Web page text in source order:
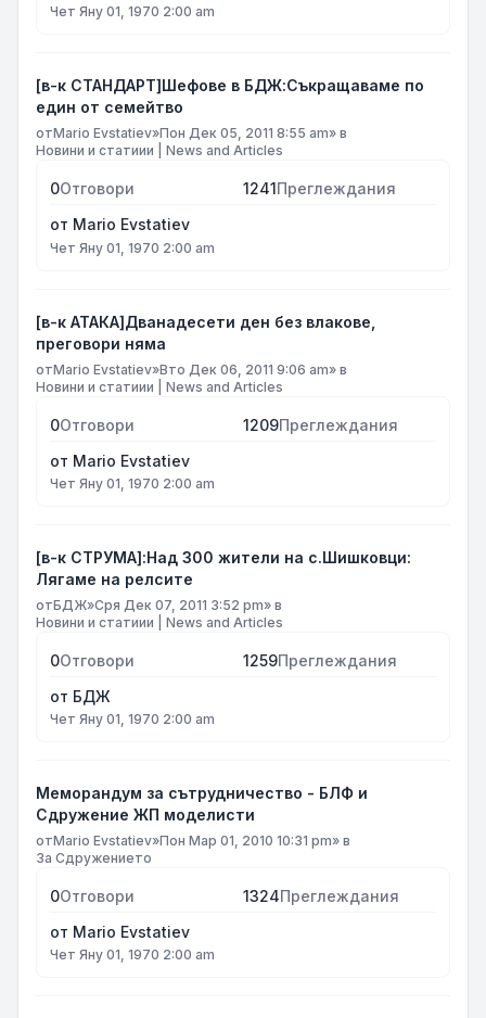
Чет Яну 01, 1970 2:00 am
[в-к СТАНДАРТ]Шефове в БДЖ:Съкращаваме по
един от семейтво
отMario Evstatiev»Пон Дек 05, 2011 8:55 am» в
Новини и статиии | News and Articles
0Отговори 1241Преглеждания
от Mario Evstatiev
Чет Яну 01, 1970 2:00 am
[в-к АТАКА]Дванадесети ден без влакове,
преговори няма
отMario Evstatiev»Вто Дек 06, 2011 9:06 am» в
Новини и статиии | News and Articles
0Отговори 1209Преглеждания
от Mario Evstatiev
Чет Яну 01, 1970 2:00 am
[в-к СТРУМА]:Над 300 жители на с.Шишковци:
Лягаме на релсите
отБДЖ»Сря Дек 07, 2011 3:52 pm» в
Новини и статиии | News and Articles
0Отговори 1259Преглеждания
от БДЖ
Чет Яну 01, 1970 2:00 am
Меморандум за сътрудничество - БЛФ и
Сдружение ЖП моделисти
отMario Evstatiev»Пон Мар 01, 2010 10:31 pm» в
За Сдружението
0Отговори 1324Преглеждания
от Mario Evstatiev
Чет Яну 01, 1970 2:00 am